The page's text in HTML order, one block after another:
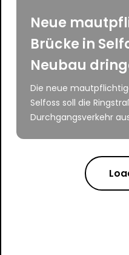
Neue
Brücke in
Neubau
Die neue
Selfoss soll die
Durchgangsverkehr